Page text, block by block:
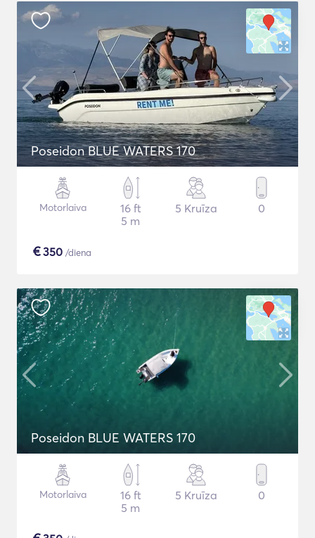
Poseidon BLUE WATERS 170
Motorlaiva
16 ft
5 m
5 Kruīza 0
€350 /diena
Poseidon BLUE WATERS 170
Motorlaiva
16 ft
5 m
5 Kruīza 0